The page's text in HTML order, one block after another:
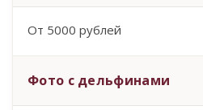
От 5000 рублей
Фото с дельфинами